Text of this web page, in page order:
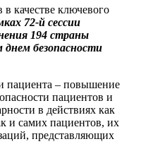
в качестве ключевого
72-й сессии
194 страны
безопасности
пациента – повышение
пациентов и
в действиях как
и самих пациентов, их
представляющих